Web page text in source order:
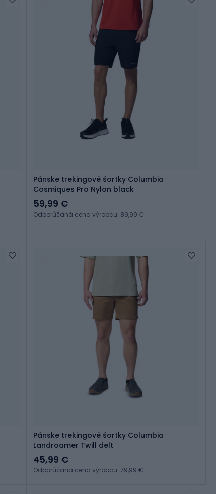
Pánske trekingové šortky Columbia
Cosmiques Pro Nylon black
59,99 €
Odporúčaná cena výrobcu: 89,99 €
Pánske trekingové šortky Columbia
Landroamer Twill delt
45,99 €
Odporúčaná cena výrobcu: 79,99 €